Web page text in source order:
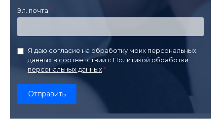
Эл. почта
Я даю согласие на обработку моих персональных
данных в соответствии с Политикой обработки
персональных данных